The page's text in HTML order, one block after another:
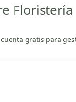
cuenta gratis para